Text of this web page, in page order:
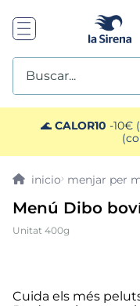
Buscar...
🌊 CALOR10 -10€
menjar per
Menú Dibo
Unitat 400g
Cuida els més
TOP SEARCHES
1. mejillones
pimientos
3 mango